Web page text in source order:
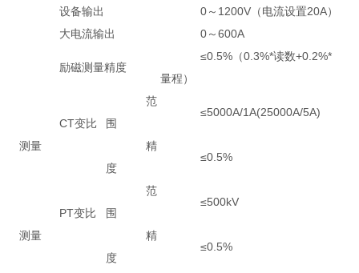
设备输出
0～1200V（电流设置20A）
大电流输出
0～600A
励磁测量精度
≤0.5%（0.3%*读数+0.2%*
量程）
CT变比
测量
范
围
≤5000A/1A(25000A/5A)
精
度
≤0.5%
PT变比
测量
范
围
≤500kV
精
度
≤0.5%